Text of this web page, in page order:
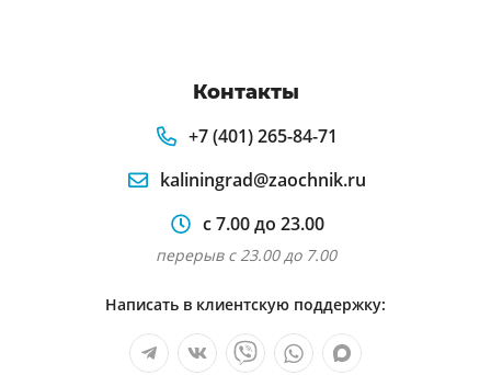
Контакты
+7 (401) 265-84-71
kaliningrad@zaochnik.ru
с 7.00 до 23.00
перерыв с 23.00 до 7.00
Написать в клиентскую поддержку: